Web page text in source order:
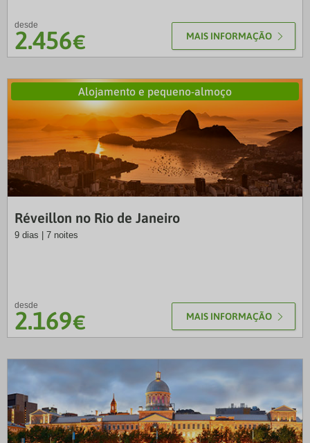
desde
2.456€ MAIS INFORMAÇÃO
Alojamento e pequeno-almoço
Réveillon no Rio de Janeiro
9 dias | 7 noites
desde
2.169€ MAIS INFORMAÇÃO